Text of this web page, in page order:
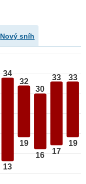
Nový sníh
34
13
32
19
30
16
33
17
33
19